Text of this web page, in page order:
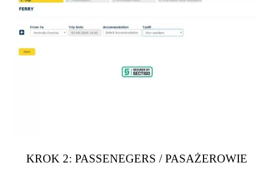
KROK 2: PASSENEGERS / PASAŻEROWIE